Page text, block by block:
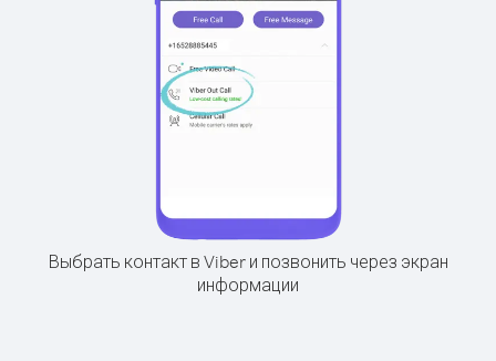
Выбрать контакт в Viber и позвонить через экран
информации